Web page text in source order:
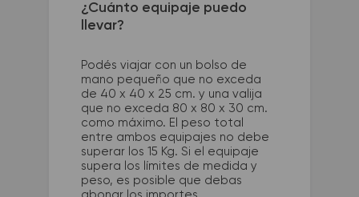
¿Cuánto equipaje puedo
llevar?
Podés viajar con un bolso de
mano pequeño que no exceda
de 40 x 40 x 25 cm. y una valija
que no exceda 80 x 80 x 30 cm.
como máximo. El peso total
entre ambos equipajes no debe
superar los 15 Kg. Si el equipaje
supera los límites de medida y
peso, es posible que debas